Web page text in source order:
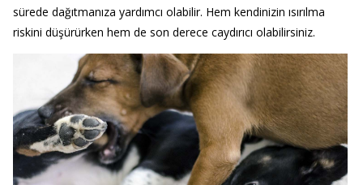
sürede dağıtmanıza yardımcı olabilir. Hem kendinizin ısırılma
riskini düşürürken hem de son derece caydırıcı olabilirsiniz.